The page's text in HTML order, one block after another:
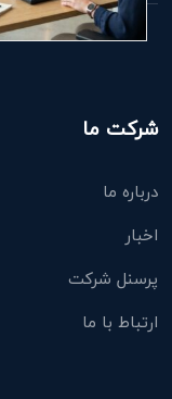
شرکت ما
درباره ما
اخبار
پرسنل شرکت
ارتباط با ما